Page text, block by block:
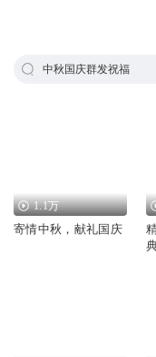
中秋国庆群发祝福
1.1万
寄情中秋，献礼国庆